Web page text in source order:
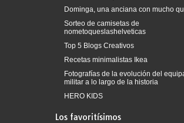
Dominga, una anciana con mucho
Sorteo de camisetas de
nometoqueslashelveticas
Top 5 Blogs Creativos
Recetas minimalistas Ikea
Fotografías de la evolución del
militar a lo largo de la historia
HERO KIDS
Los favoritísimos